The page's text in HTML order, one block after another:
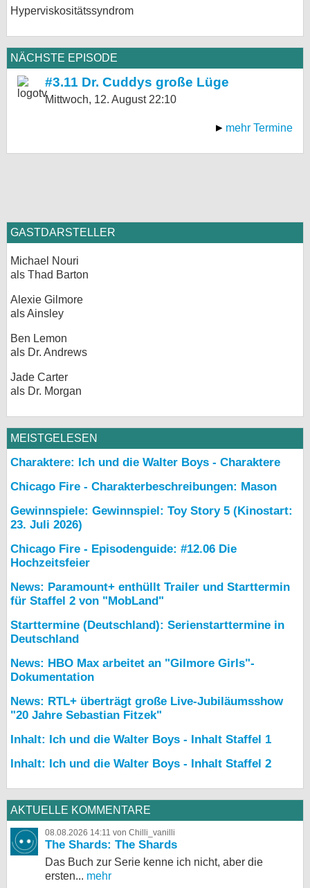
Hyperviskositätssyndrom
NÄCHSTE EPISODE
#3.11 Dr. Cuddys große Lüge
Mittwoch, 12. August 22:10
mehr Termine
GASTDARSTELLER
Michael Nouri
als Thad Barton
Alexie Gilmore
als Ainsley
Ben Lemon
als Dr. Andrews
Jade Carter
als Dr. Morgan
MEISTGELESEN
Charaktere: Ich und die Walter Boys - Charaktere
Chicago Fire - Charakterbeschreibungen: Mason
Gewinnspiele: Gewinnspiel: Toy Story 5 (Kinostart:
23. Juli 2026)
Chicago Fire - Episodenguide: #12.06 Die
Hochzeitsfeier
News: Paramount+ enthüllt Trailer und Starttermin
für Staffel 2 von "MobLand"
Starttermine (Deutschland): Serienstarttermine in
Deutschland
News: HBO Max arbeitet an "Gilmore Girls"-
Dokumentation
News: RTL+ überträgt große Live-Jubiläumsshow
"20 Jahre Sebastian Fitzek"
Inhalt: Ich und die Walter Boys - Inhalt Staffel 1
Inhalt: Ich und die Walter Boys - Inhalt Staffel 2
AKTUELLE KOMMENTARE
08.08.2026 14:11 von Chilli_vanilli
The Shards: The Shards
Das Buch zur Serie kenne ich nicht, aber die
ersten... mehr